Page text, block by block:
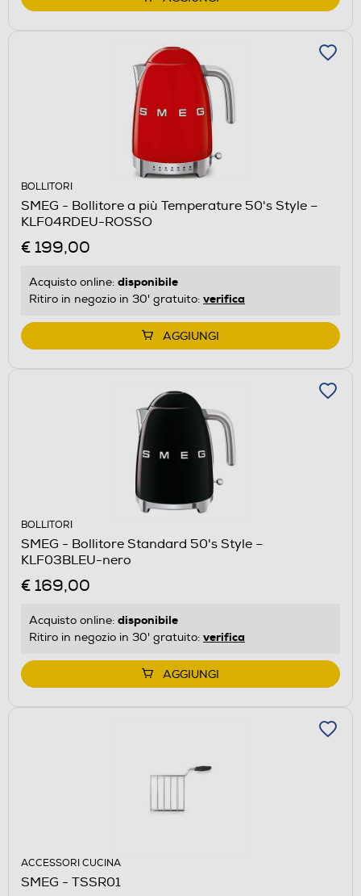
BOLLITORI
SMEG - Bollitore a più Temperature 50's Style –
KLF04RDEU-ROSSO
€ 199,00
Acquisto online: disponibile
Ritiro in negozio in 30' gratuito: verifica
AGGIUNGI
BOLLITORI
SMEG - Bollitore Standard 50's Style –
KLF03BLEU-nero
€ 169,00
Acquisto online: disponibile
Ritiro in negozio in 30' gratuito: verifica
AGGIUNGI
ACCESSORI CUCINA
SMEG - TSSR01